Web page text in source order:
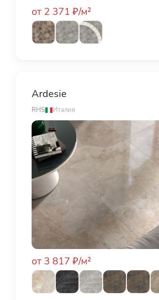
от 2 371 ₽/м²
Ardesie
RHS Италия
от 3 817 ₽/м²